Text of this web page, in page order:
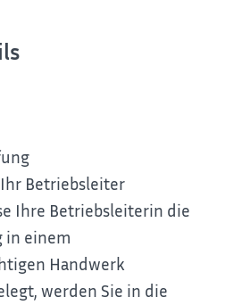
Betriebsleiter
Ihre Betriebsleiterin die
in einem
Handwerk
werden Sie in die